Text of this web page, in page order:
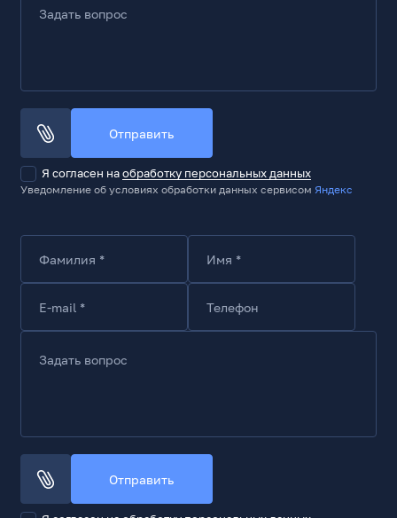
Максимальный поток воздуха, куб. фут/мин
Уровень шума
Тип регулятора оборотов
Максимальный уровень шума, дБА
Электрические параметры вентилятора
Тип коннектора
Стартовое напряжение, В
5
Потребляемый ток, А
Задать вопрос
Отправить
Я согласен наобработку персональных данных
Уведомление об условиях обработки данных сервисомЯндекс
Фамилия * Имя *
E-mail * Телефон
Задать вопрос
Отправить